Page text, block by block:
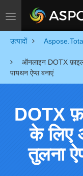
Toggle navigation
उत्पादों
ऑनलाइन DOTX
पायथन ऐप्स बनाएं
DOTX
के लिए
तुलना